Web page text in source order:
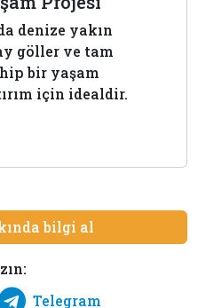
denize yakın
göller ve tam
bir yaşam
için idealdir.
bilgi al
Telegram